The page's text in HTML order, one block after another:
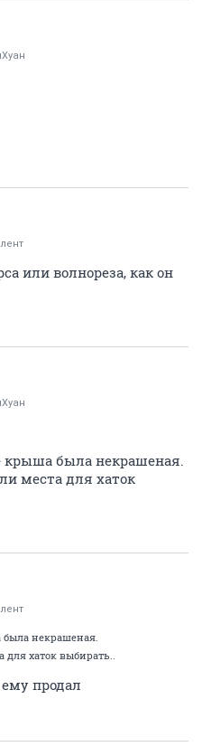
или волнореза, как он
крыша была некрашеная.
места для хаток
некрашеная.
хаток выбирать..
продал